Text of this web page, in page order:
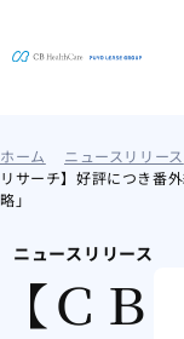
ホーム ニュースリリース
リサーチ】好評につき番
略」
ニュースリリース
【ＣＢ